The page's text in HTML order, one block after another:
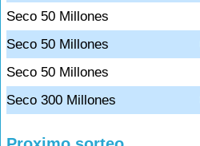
Seco 50 Millones
Seco 50 Millones
Seco 50 Millones
Seco 300 Millones